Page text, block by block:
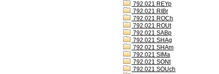
792.021 REYp
792.021 RIBr
792.021 ROCh
792.021 ROUt
792.021 SABp
792.021 SHAg
792.021 SHAm
792.021 SIMa
792.021 SONt
792.021 SOUch